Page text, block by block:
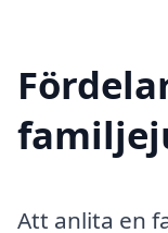
Att anlita en